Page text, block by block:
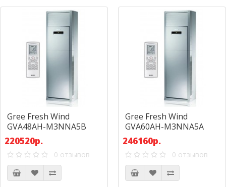
Gree Fresh Wind
GVA48AH-M3NNA5B
220520р.
0 отзывов
Gree Fresh Wind
GVA60AH-M3NNA5A
246160р.
0 отзывов